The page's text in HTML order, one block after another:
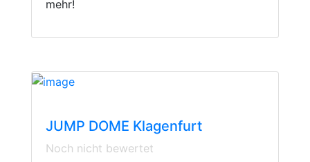
mehr!
JUMP DOME Klagenfurt
Noch nicht bewertet